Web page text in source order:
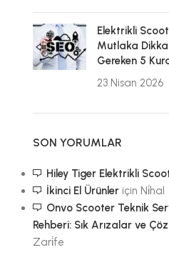
Elektrikli
Mutlaka
Gereken 5
23 Nisan 2026
SON YORUMLAR
Hiley Tiger Elektrikli
İkinci El Ürünler için Ni̇hal
Onvo Scooter Teknik
Rehberi: Sık Arızalar ve
Zari̇fe